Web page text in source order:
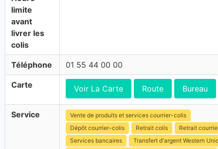
limite
avant
livrer les
colis
Téléphone 01 55 44 00 00
Carte Voir La Carte Route Bureau
Service
Vente de produits et services courrier-colis
Dépôt courrier-colis
Retrait colis
Retrait
Services bancaires
Transfert d'argent Western